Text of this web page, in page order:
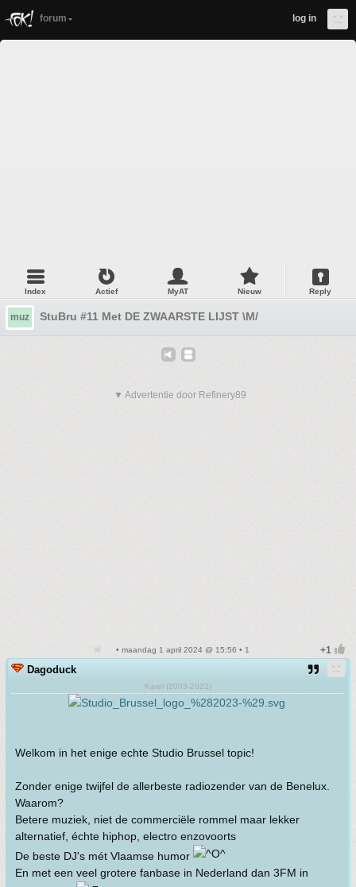
forum log in
Index Actief MyAT Nieuw Reply
muz StuBru #11 Met DE ZWAARSTE LIJST \M/
▼ Advertentie door Refinery89
• maandag 1 april 2024 @ 15:56 • 1
Dagoduck
Karel (2003-2022)
Welkom in het enige echte Studio Brussel topic!
Zonder enige twijfel de allerbeste radiozender van de Benelux.
Waarom?
Betere muziek, niet de commerciële rommel maar lekker
alternatief, échte hiphop, electro enzovoorts
De beste DJ's mét Vlaamse humor
En met een veel grotere fanbase in Nederland dan 3FM in